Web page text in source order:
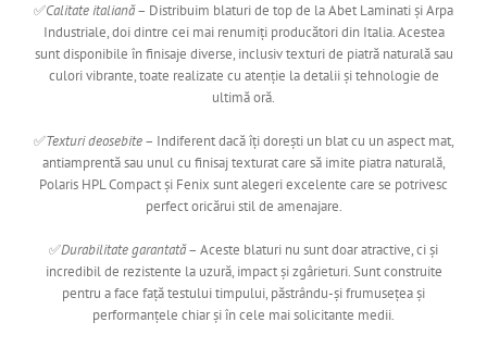
✅Calitate italiană– Distribuim blaturi de top de la Abet Laminati și Arpa
Industriale, doi dintre cei mai renumiți producători din Italia. Acestea
sunt disponibile în finisaje diverse, inclusiv texturi de piatră naturală sau
culori vibrante, toate realizate cu atenție la detalii și tehnologie de
ultimă oră.
✅Texturi deosebite– Indiferent dacă îți dorești un blat cu un aspect mat,
antiamprentă sau unul cu finisaj texturat care să imite piatra naturală,
Polaris HPL Compact și Fenix sunt alegeri excelente care se potrivesc
perfect oricărui stil de amenajare.
✅Durabilitate garantată– Aceste blaturi nu sunt doar atractive, ci și
incredibil de rezistente la uzură, impact și zgârieturi. Sunt construite
pentru a face față testului timpului, păstrându-și frumusețea și
performanțele chiar și în cele mai solicitante medii.